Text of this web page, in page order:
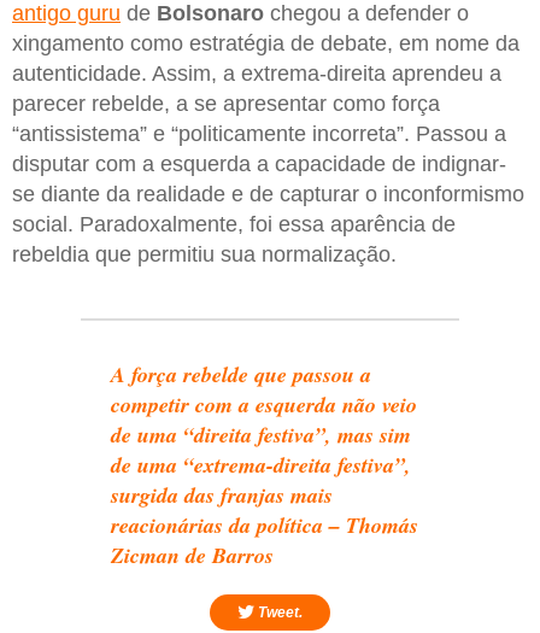
antigo guru de Bolsonaro chegou a defender o
xingamento como estratégia de debate, em nome da
autenticidade. Assim, a extrema-direita aprendeu a
parecer rebelde, a se apresentar como força
“antissistema” e “politicamente incorreta”. Passou a
disputar com a esquerda a capacidade de indignar-
se diante da realidade e de capturar o inconformismo
social. Paradoxalmente, foi essa aparência de
rebeldia que permitiu sua normalização.
A força rebelde que passou a
competir com a esquerda não veio
de uma “direita festiva”, mas sim
de uma “extrema-direita festiva”,
surgida das franjas mais
reacionárias da política – Thomás
Zicman de Barros
Tweet.